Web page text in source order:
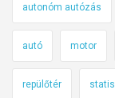
autonóm autózás
autó motor
repülőtér